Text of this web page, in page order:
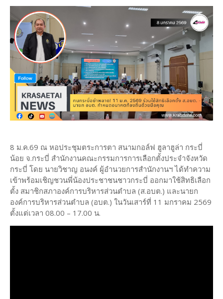
8 ม.ค.69 ณ หอประชุมตระการตา สนามกอล์ฟ ฮูลาฮูล่า กระบี่
น้อย จ.กระบี่ สำนักงานคณะกรรมการการเลือกตั้งประจำจังหวัด
กระบี่ โดย นายวิชาญ อนงค์ ผู้อำนวยการสำนักงานฯ ได้ทำความ
เข้าพร้อมเชิญชวนพี่น้องประชาชนชาวกระบี่ ออกมาใช้สิทธิเลือก
ตั้ง สมาชิกสภาองค์การบริหารส่วนตำบล (ส.อบต.) และนายก
องค์การบริหารส่วนตำบล (อบต.) ในวันเสาร์ที่ 11 มกราคม 2569
ตั้งแต่เวลา 08.00 – 17.00 น.